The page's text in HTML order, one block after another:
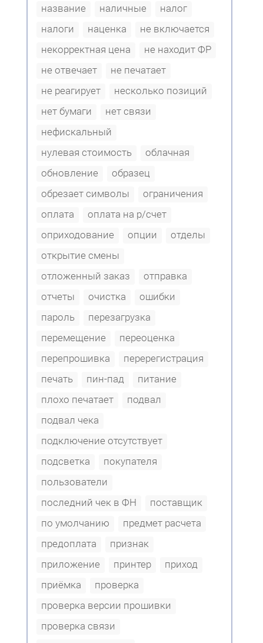
название
наличные
налог
налоги
наценка
не включается
некорректная цена
не находит ФР
не отвечает
не печатает
не реагирует
несколько позиций
нет бумаги
нет связи
нефискальный
нулевая стоимость
облачная
обновление
образец
обрезает символы
ограничения
оплата
оплата на р/счет
оприходование
опции
отделы
открытие смены
отложенный заказ
отправка
отчеты
очистка
ошибки
пароль
перезагрузка
перемещение
переоценка
перепрошивка
перерегистрация
печать
пин-пад
питание
плохо печатает
подвал
подвал чека
подключение отсутствует
подсветка
покупателя
пользователи
последний чек в ФН
поставщик
по умолчанию
предмет расчета
предоплата
признак
приложение
принтер
приход
приёмка
проверка
проверка версии прошивки
проверка связи